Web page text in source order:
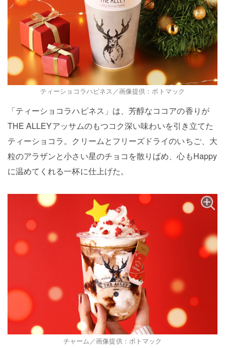
ティーショコラハピネス／画像提供：ポトマック
「ティーショコラハピネス」は、芳醇なココアの香りが
THE ALLEYアッサムのもつコク深い味わいを引き立てた
ティーショコラ。クリームとフリーズドライのいちご、大
粒のアラザンと小さい星のチョコを散りばめ、心もHappy
に温めてくれる一杯に仕上げた。
チャーム／画像提供：ポトマック